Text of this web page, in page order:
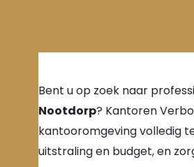
Bent u op zoek naar
Nootdorp? Kantoren
kantooromgeving volledig
uitstraling en budget, en